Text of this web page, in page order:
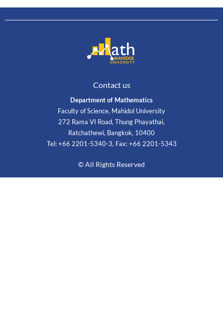
Contact us
Department of Mathematics
Faculty of Science, Mahidol University
272 Rama VI Road, Thung Phayathai,
Ratchathewi, Bangkok, 10400
Tel: +66 2201-5340-3, Fax: +66 2201-5343
© All Rights Reserved